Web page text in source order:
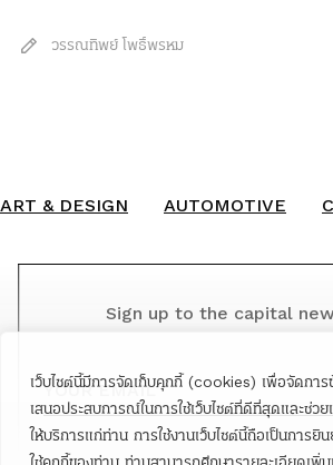
เว็บไซต์นี้มีการจัดเก็บคุกกี้ (cookies) เพื่อจัดกา
เสนอประสบการณ์ในการใช้เว็บไซต์ที่ดีที่สุดและช่ว
ให้บริการแก่ท่าน การใช้งานเว็บไซต์นี้ถือเป็นการยิน
วรรณทิพย์ โพธิ์พรหม
ART & DESIGN AUTOMOTIVE
Sign up to the capital